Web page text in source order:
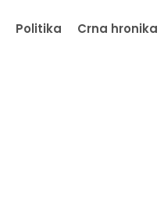
Politika Crna hronika